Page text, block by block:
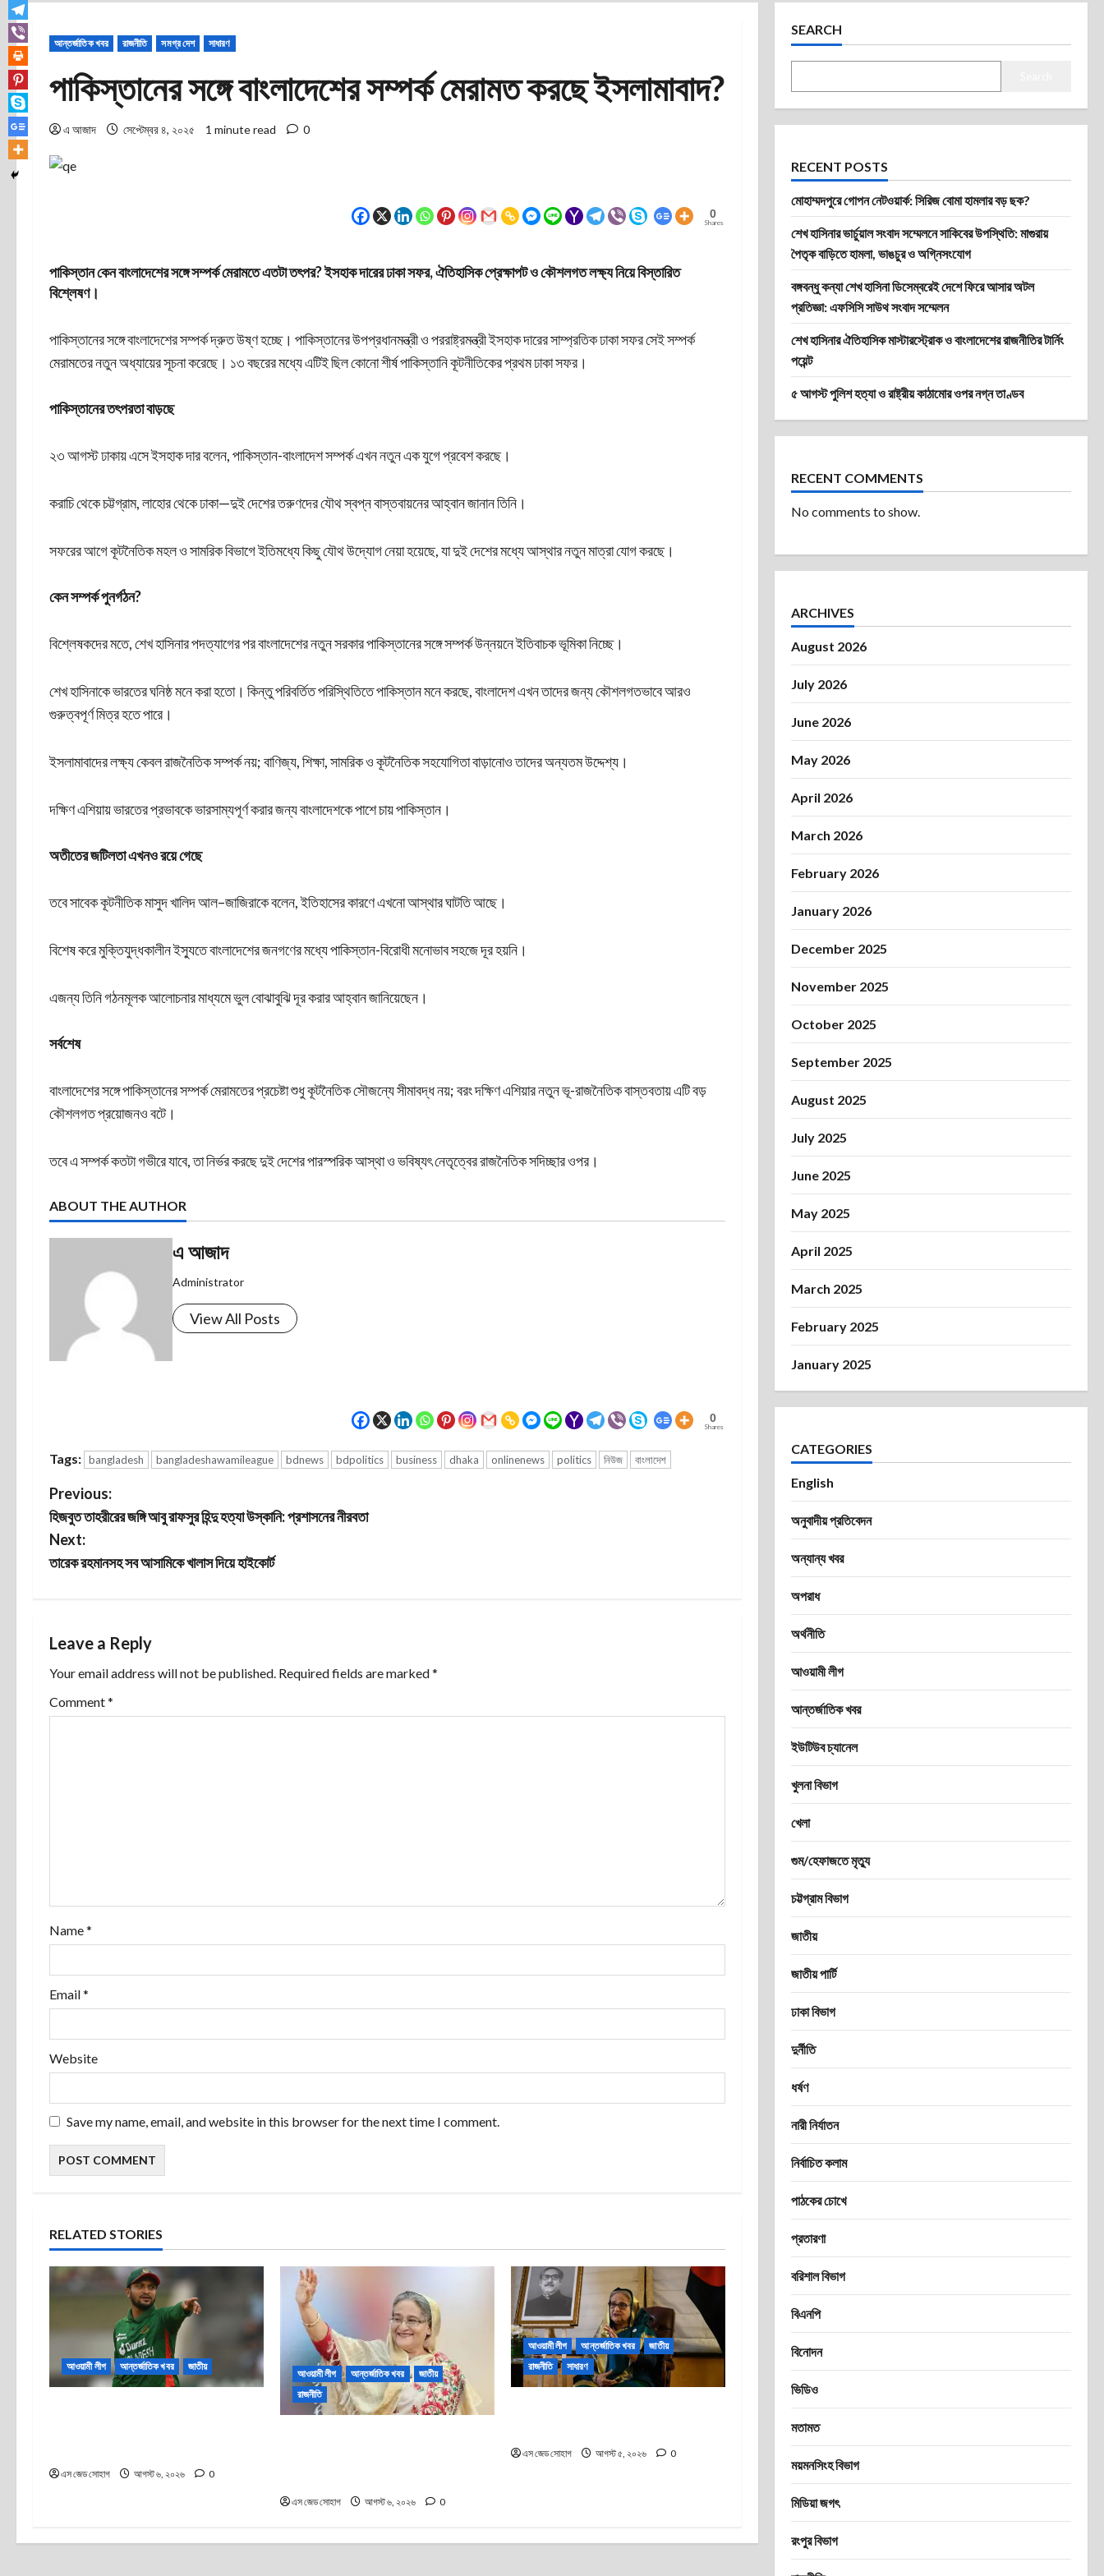
আন্তর্জাতিক খবর রাজনীতি সমগ্র দেশ সাধারণ
পাকিস্তানের সঙ্গে বাংলাদেশের সম্পর্ক মেরামত করছে ইসলামাবাদ?
এ আজাদ সেপ্টেম্বর ৪, ২০২৫ 1 minute read 0
0
Shares
পাকিস্তান কেন বাংলাদেশের সঙ্গে সম্পর্ক মেরামতে এতটা তৎপর? ইসহাক দারের ঢাকা সফর, ঐতিহাসিক প্রেক্ষাপট ও কৌশলগত লক্ষ্য নিয়ে বিস্তারিত
বিশ্লেষণ।
পাকিস্তানের সঙ্গে বাংলাদেশের সম্পর্ক দ্রুত উষ্ণ হচ্ছে। পাকিস্তানের উপপ্রধানমন্ত্রী ও পররাষ্ট্রমন্ত্রী ইসহাক দারের সাম্প্রতিক ঢাকা সফর সেই সম্পর্ক
মেরামতের নতুন অধ্যায়ের সূচনা করেছে। ১৩ বছরের মধ্যে এটিই ছিল কোনো শীর্ষ পাকিস্তানি কূটনীতিকের প্রথম ঢাকা সফর।
পাকিস্তানের তৎপরতা বাড়ছে
২৩ আগস্ট ঢাকায় এসে ইসহাক দার বলেন, পাকিস্তান-বাংলাদেশ সম্পর্ক এখন নতুন এক যুগে প্রবেশ করছে।
করাচি থেকে চট্টগ্রাম, লাহোর থেকে ঢাকা—দুই দেশের তরুণদের যৌথ স্বপ্ন বাস্তবায়নের আহ্বান জানান তিনি।
সফরের আগে কূটনৈতিক মহল ও সামরিক বিভাগে ইতিমধ্যে কিছু যৌথ উদ্যোগ নেয়া হয়েছে, যা দুই দেশের মধ্যে আস্থার নতুন মাত্রা যোগ করছে।
কেন সম্পর্ক পুনর্গঠন?
বিশ্লেষকদের মতে, শেখ হাসিনার পদত্যাগের পর বাংলাদেশের নতুন সরকার পাকিস্তানের সঙ্গে সম্পর্ক উন্নয়নে ইতিবাচক ভূমিকা নিচ্ছে।
শেখ হাসিনাকে ভারতের ঘনিষ্ঠ মনে করা হতো। কিন্তু পরিবর্তিত পরিস্থিতিতে পাকিস্তান মনে করছে, বাংলাদেশ এখন তাদের জন্য কৌশলগতভাবে আরও
গুরুত্বপূর্ণ মিত্র হতে পারে।
ইসলামাবাদের লক্ষ্য কেবল রাজনৈতিক সম্পর্ক নয়; বাণিজ্য, শিক্ষা, সামরিক ও কূটনৈতিক সহযোগিতা বাড়ানোও তাদের অন্যতম উদ্দেশ্য।
দক্ষিণ এশিয়ায় ভারতের প্রভাবকে ভারসাম্যপূর্ণ করার জন্য বাংলাদেশকে পাশে চায় পাকিস্তান।
অতীতের জটিলতা এখনও রয়ে গেছে
তবে সাবেক কূটনীতিক মাসুদ খালিদ আল–জাজিরাকে বলেন, ইতিহাসের কারণে এখনো আস্থার ঘাটতি আছে।
বিশেষ করে মুক্তিযুদ্ধকালীন ইস্যুতে বাংলাদেশের জনগণের মধ্যে পাকিস্তান-বিরোধী মনোভাব সহজে দূর হয়নি।
এজন্য তিনি গঠনমূলক আলোচনার মাধ্যমে ভুল বোঝাবুঝি দূর করার আহ্বান জানিয়েছেন।
সর্বশেষ
বাংলাদেশের সঙ্গে পাকিস্তানের সম্পর্ক মেরামতের প্রচেষ্টা শুধু কূটনৈতিক সৌজন্যে সীমাবদ্ধ নয়; বরং দক্ষিণ এশিয়ার নতুন ভূ-রাজনৈতিক বাস্তবতায় এটি বড়
কৌশলগত প্রয়োজনও বটে।
তবে এ সম্পর্ক কতটা গভীরে যাবে, তা নির্ভর করছে দুই দেশের পারস্পরিক আস্থা ও ভবিষ্যৎ নেতৃত্বের রাজনৈতিক সদিচ্ছার ওপর।
ABOUT THE AUTHOR
এ আজাদ
Administrator
View All Posts
0
Shares
Tags: bangladesh bangladeshawamileague bdnews bdpolitics business dhaka onlinenews politics নিউজ বাংলাদেশ
P
o
s
n
a
v
o
n
Previous:
হিজবুত তাহরীরের জঙ্গি আবু রাফসুর হিন্দু হত্যা উস্কানি: প্রশাসনের নীরবতা
Next:
তারেক রহমানসহ সব আসামিকে খালাস দিয়ে হাইকোর্ট
Leave a Reply
Your email address will not be published. Required fields are marked*
Comment*
Name*
Email*
Website
Save my name, email, and website in this browser for the next time I comment.
RELATED STORIES
আওয়ামী লীগ আন্তর্জাতিক খবর জাতীয়
এস জেড সোহাগ আগস্ট ৬, ২০২৬ 0
আওয়ামী লীগ আন্তর্জাতিক খবর
জাতীয়
রাজনীতি
এস জেড সোহাগ আগস্ট ৬, ২০২৬ 0
আওয়ামী লীগ আন্তর্জাতিক খবর
জাতীয়
রাজনীতি
সাধারণ
এস জেড সোহাগ আগস্ট ৫, ২০২৬ 0
SEARCH
RECENT POSTS
মোহাম্মদপুরে গোপন নেটওয়ার্ক: সিরিজ বোমা হামলার বড় ছক?
শেখ হাসিনার ভার্চুয়াল সংবাদ সম্মেলনে সাকিবের উপস্থিতি: মাগুরায়
পৈতৃক বাড়িতে হামলা, ভাঙচুর ও অগ্নিসংযোগ
বঙ্গবন্ধু কন্যা শেখ হাসিনা ডিসেম্বরেই দেশে ফিরে আসার অটল
প্রতিজ্ঞা: এফসিসি সাউথ সংবাদ সম্মেলন
শেখ হাসিনার ঐতিহাসিক মাস্টারস্ট্রোক ও বাংলাদেশের রাজনীতির টার্নিং
পয়েন্ট
৫ আগস্ট পুলিশ হত্যা ও রাষ্ট্রীয় কাঠামোর ওপর নগ্ন তাণ্ডব
RECENT COMMENTS
No comments to show.
ARCHIVES
August 2026
July 2026
June 2026
May 2026
April 2026
March 2026
February 2026
January 2026
December 2025
November 2025
October 2025
September 2025
August 2025
July 2025
June 2025
May 2025
April 2025
March 2025
February 2025
January 2025
CATEGORIES
English
অনুবাদীয় প্রতিবেদন
অন্যান্য খবর
অপরাধ
অর্থনীতি
আওয়ামী লীগ
আন্তর্জাতিক খবর
ইউটিউব চ্যানেল
খুলনা বিভাগ
খেলা
গুম/হেফাজতে মৃত্যু
চট্টগ্রাম বিভাগ
জাতীয়
জাতীয় পার্টি
ঢাকা বিভাগ
দুর্নীতি
ধর্ষণ
নারী নির্যাতন
নির্বাচিত কলাম
পাঠকের চোখে
প্রতারণা
বরিশাল বিভাগ
বিএনপি
বিনোদন
ভিডিও
মতামত
ময়মনসিংহ বিভাগ
মিডিয়া জগৎ
রংপুর বিভাগ